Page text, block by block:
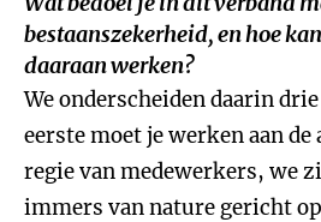
bestaanszekerheid, en hoe
daaraan werken?
We onderscheiden daarin
eerste moet je werken aan
regie van medewerkers, we
immers van nature gericht